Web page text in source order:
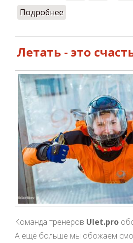
Подробнее
Летать - это
Команда тренеров Ulet.pro
А ещё больше мы обожаем